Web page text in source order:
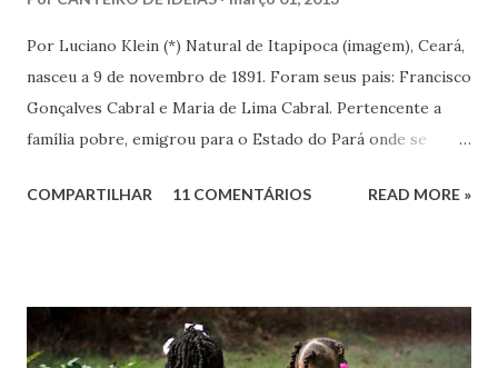
Por Luciano Klein (*) Natural de Itapipoca (imagem), Ceará,
nasceu a 9 de novembro de 1891. Foram seus pais: Francisco
Gonçalves Cabral e Maria de Lima Cabral. Pertencente a
família pobre, emigrou para o Estado do Pará onde se
nos estudos, adquiriu conhecimentos gerais, notadamente
com rapidez e brilhantismo.
COMPARTILHAR 11 COMENTÁRIOS READ MORE »